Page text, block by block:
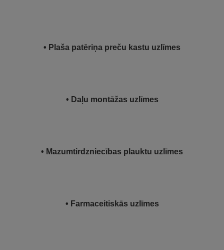
• Plaša patēriņa preču kastu uzlīmes
• Daļu montāžas uzlīmes
• Mazumtirdzniecības plauktu uzlīmes
• Farmaceitiskās uzlīmes